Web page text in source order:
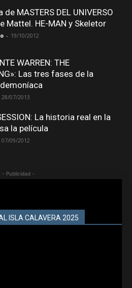
MASTERS DEL UNIVERSO
Mattel. HE-MAN y Skeletor
- 19/10/2012
WARREN: THE
Las tres fases de la
28/07/2013
La historia real en la
la película
07/09/2012
- Publicidad -
ISLA CALAVERA 2025